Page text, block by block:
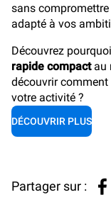
sans
adapté à vos
Découvrez
rapide compactau
découvrir
votre activité ?
DÉCOUVRIR PLUS
Partager sur :